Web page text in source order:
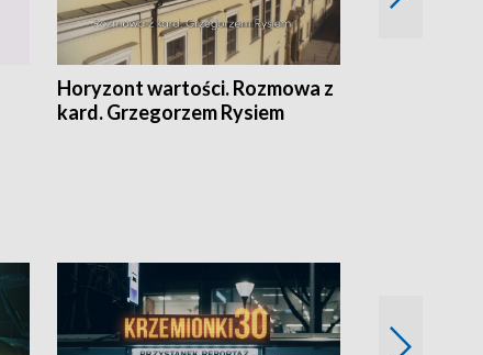
Horyzont wartości. Rozmowa z
kard. Grzegorzem Rysiem